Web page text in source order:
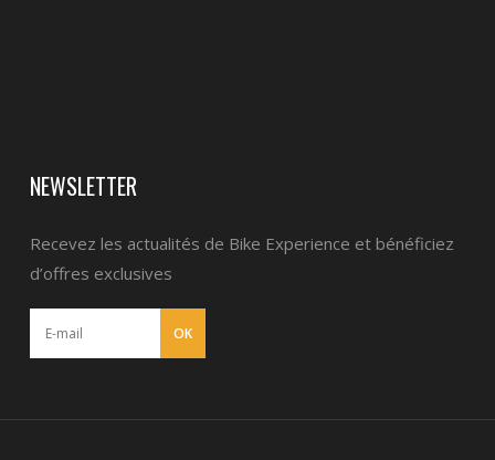
NEWSLETTER
Recevez les actualités de Bike Experience et bénéficiez
d’offres exclusives